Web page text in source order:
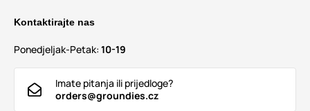
Kontaktirajte nas
Ponedjeljak-Petak: 10-19
Imate pitanja ili prijedloge?
orders@groundies.cz